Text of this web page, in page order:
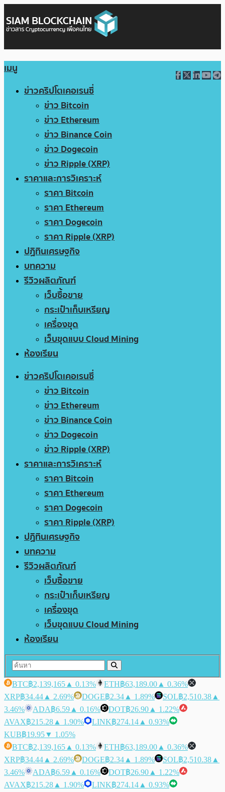
เมนู
ข่าวคริปโตเคอเรนซี่
ข่าว Bitcoin
ข่าว Ethereum
ข่าว Binance Coin
ข่าว Dogecoin
ข่าว Ripple (XRP)
ราคาและการวิเคราะห์
ราคา Bitcoin
ราคา Ethereum
ราคา Dogecoin
ราคา Ripple (XRP)
ปฏิทินเศรษฐกิจ
บทความ
รีวิวผลิตภัณฑ์
เว็บซื้อขาย
กระเป๋าเก็บเหรียญ
เครื่องขุด
เว็บขุดแบบ Cloud Mining
ห้องเรียน
ข่าวคริปโตเคอเรนซี่
ข่าว Bitcoin
ข่าว Ethereum
ข่าว Binance Coin
ข่าว Dogecoin
ข่าว Ripple (XRP)
ราคาและการวิเคราะห์
ราคา Bitcoin
ราคา Ethereum
ราคา Dogecoin
ราคา Ripple (XRP)
ปฏิทินเศรษฐกิจ
บทความ
รีวิวผลิตภัณฑ์
เว็บซื้อขาย
กระเป๋าเก็บเหรียญ
เครื่องขุด
เว็บขุดแบบ Cloud Mining
ห้องเรียน
BTC฿2,139,165 ▲ 0.13% ETH฿63,189.00 ▲ 0.36%
XRP฿34.44 ▲ 2.69% DOGE฿2.34 ▲ 1.89% SOL฿2,510.38 ▲
3.46%
ADA฿6.59 ▲ 0.16% DOT฿26.90 ▲ 1.22%
AVAX฿215.28 ▲ 1.90% LINK฿274.14 ▲ 0.93%
KUB฿19.95▼ 1.05%
BTC฿2,139,165 ▲ 0.13% ETH฿63,189.00 ▲ 0.36%
XRP฿34.44 ▲ 2.69% DOGE฿2.34 ▲ 1.89% SOL฿2,510.38 ▲
3.46%
ADA฿6.59 ▲ 0.16% DOT฿26.90 ▲ 1.22%
AVAX฿215.28 ▲ 1.90% LINK฿274.14 ▲ 0.93%